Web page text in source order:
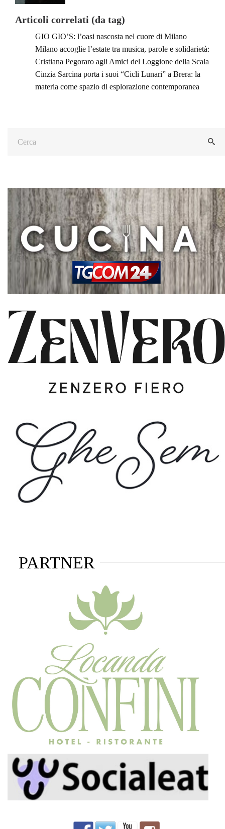
Articoli correlati (da tag)
GIO GIO’S: l’oasi nascosta nel cuore di Milano
Milano accoglie l’estate tra musica, parole e solidarietà:
Cristiana Pegoraro agli Amici del Loggione della Scala
Cinzia Sarcina porta i suoi “Cicli Lunari” a Brera: la
materia come spazio di esplorazione contemporanea
PARTNER